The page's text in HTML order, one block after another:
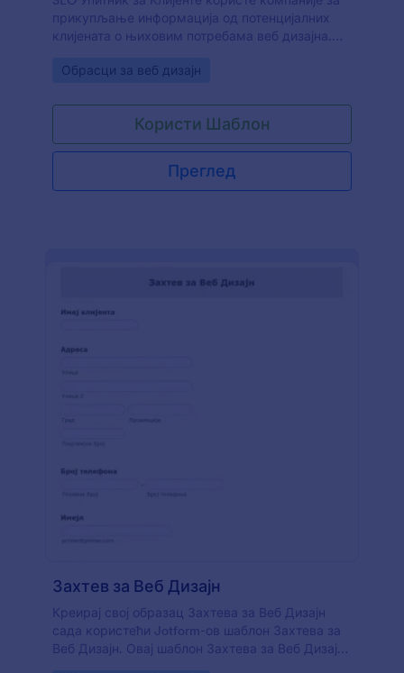
прикупљање информација од потенцијалних
клијената о њиховим потребама веб дизајна.
SEO Упитника за Клијенте да би управљао
обрасца тако да одговарају потребама твог
предузећа, а затим уградите образац на свој
веб сајт, подели линк или га додај на таблет или
рачунар своје компаније. Можеш чак да
подесиш образац за слање накнадних имјелова
твом бренду и додај слику у позадину. Jotform-
ова бесплатна апликација нема ограничења!
одговоре са својим другим налозима. Такође,
Go to Category:
Обрасци за веб дизајн
Користи Шаблон
Преглед
Захтев за Веб Дизајн
Креирај свој образац Захтева за Веб Дизајн
сада користећи Jotform-ов шаблон Захтева за
Веб Дизајн. Овај шаблон Захтева за Веб Дизајн